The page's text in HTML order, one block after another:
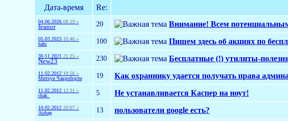
Дата-время Re:
04.06.2026 08:19 »
feanor 20 Внимание! Всем
05.03.2023 16:46 »
hahi
100 Пишем здесь об акциях по
30.11.2021 21:25 »
New23 230 Бесплатные (!) утилиты-
11.02.2012 18:56 »
Митхун Чакроборти
19 Как охраннику удается получать права
11.02.2012 12:31 »
chak_
5 Не устанавливается Каспер на ноут!
10.02.2012 20:07 »
Airbag
13 пользователи google есть?